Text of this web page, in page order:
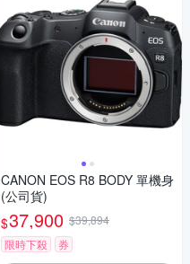
CANON EOS R8 BODY 單機身
(公司貨)
$37,900 $39,894
限時下殺
券